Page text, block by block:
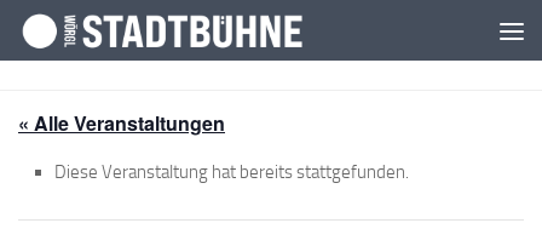
Zum Inhalt springen
« Alle Veranstaltungen
Diese Veranstaltung hat bereits stattgefunden.